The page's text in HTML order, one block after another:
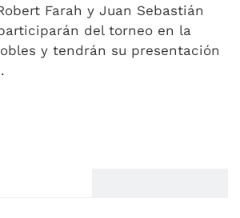
Farah y Juan Sebastián
del torneo en la
y tendrán su presentación